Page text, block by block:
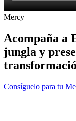
Mercy
Acompaña a
jungla y
Consíguelo para tu